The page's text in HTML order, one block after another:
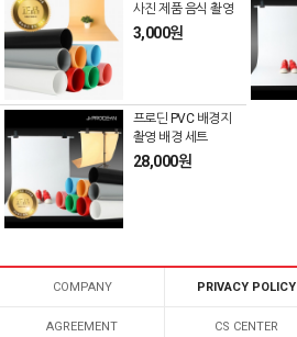
사진 제품 음식 촬영
3,000원
프로딘 PVC 배경지
촬영 배경 세트
28,000원
COMPANY PRIVACY POLICY
AGREEMENT CS CENTER